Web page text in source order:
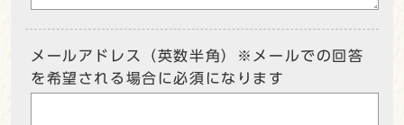
メールアドレス（英数半角）※メールでの回答
を希望される場合に必須になります